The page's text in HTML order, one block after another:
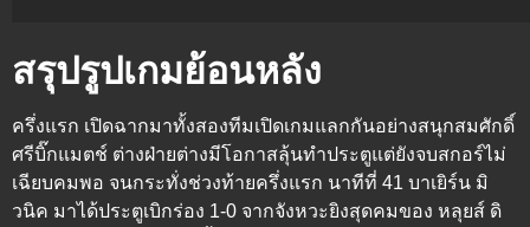
สรุปรูปเกมย้อนหลัง
ครึ่งแรก เปิดฉากมาทั้งสองทีมเปิดเกมแลกกันอย่างสนุกสมศักดิ์
ศรีบิ๊กแมตช์ ต่างฝ่ายต่างมีโอกาสลุ้นทำประตูแต่ยังจบสกอร์ไม่
เฉียบคมพอ จนกระทั่งช่วงท้ายครึ่งแรก นาทีที่ 41 บาเยิร์น มิ
วนิค มาได้ประตูเบิกร่อง 1-0 จากจังหวะยิงสุดคมของ หลุยส์ ดิ